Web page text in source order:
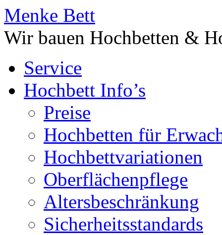
Menke Bett
Wir bauen Hochbetten &
Service
Hochbett Info’s
Preise
Hochbetten für
Hochbettvariationen
Oberflächenpflege
Altersbeschränkung
Sicherheitsstandards